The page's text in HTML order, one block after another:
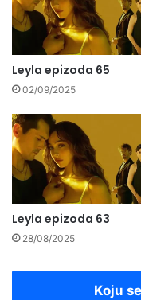
Leyla epizoda 65
02/09/2025
Leyla epizoda 63
28/08/2025
Koju